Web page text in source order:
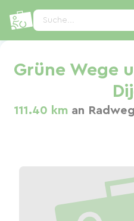
Suche...
Grüne Wege
111.40 km an
Cookie-Einstellungen